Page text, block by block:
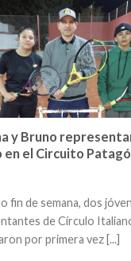
y Bruno
en el Circuito
fin de semana, dos
de Círculo
por primera vez [...]